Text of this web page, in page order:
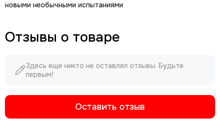
новыми необычными испытаниями
Отзывы о товаре
Здесь еще никто не оставлял отзывы. Будьте
первым!
Оставить отзыв